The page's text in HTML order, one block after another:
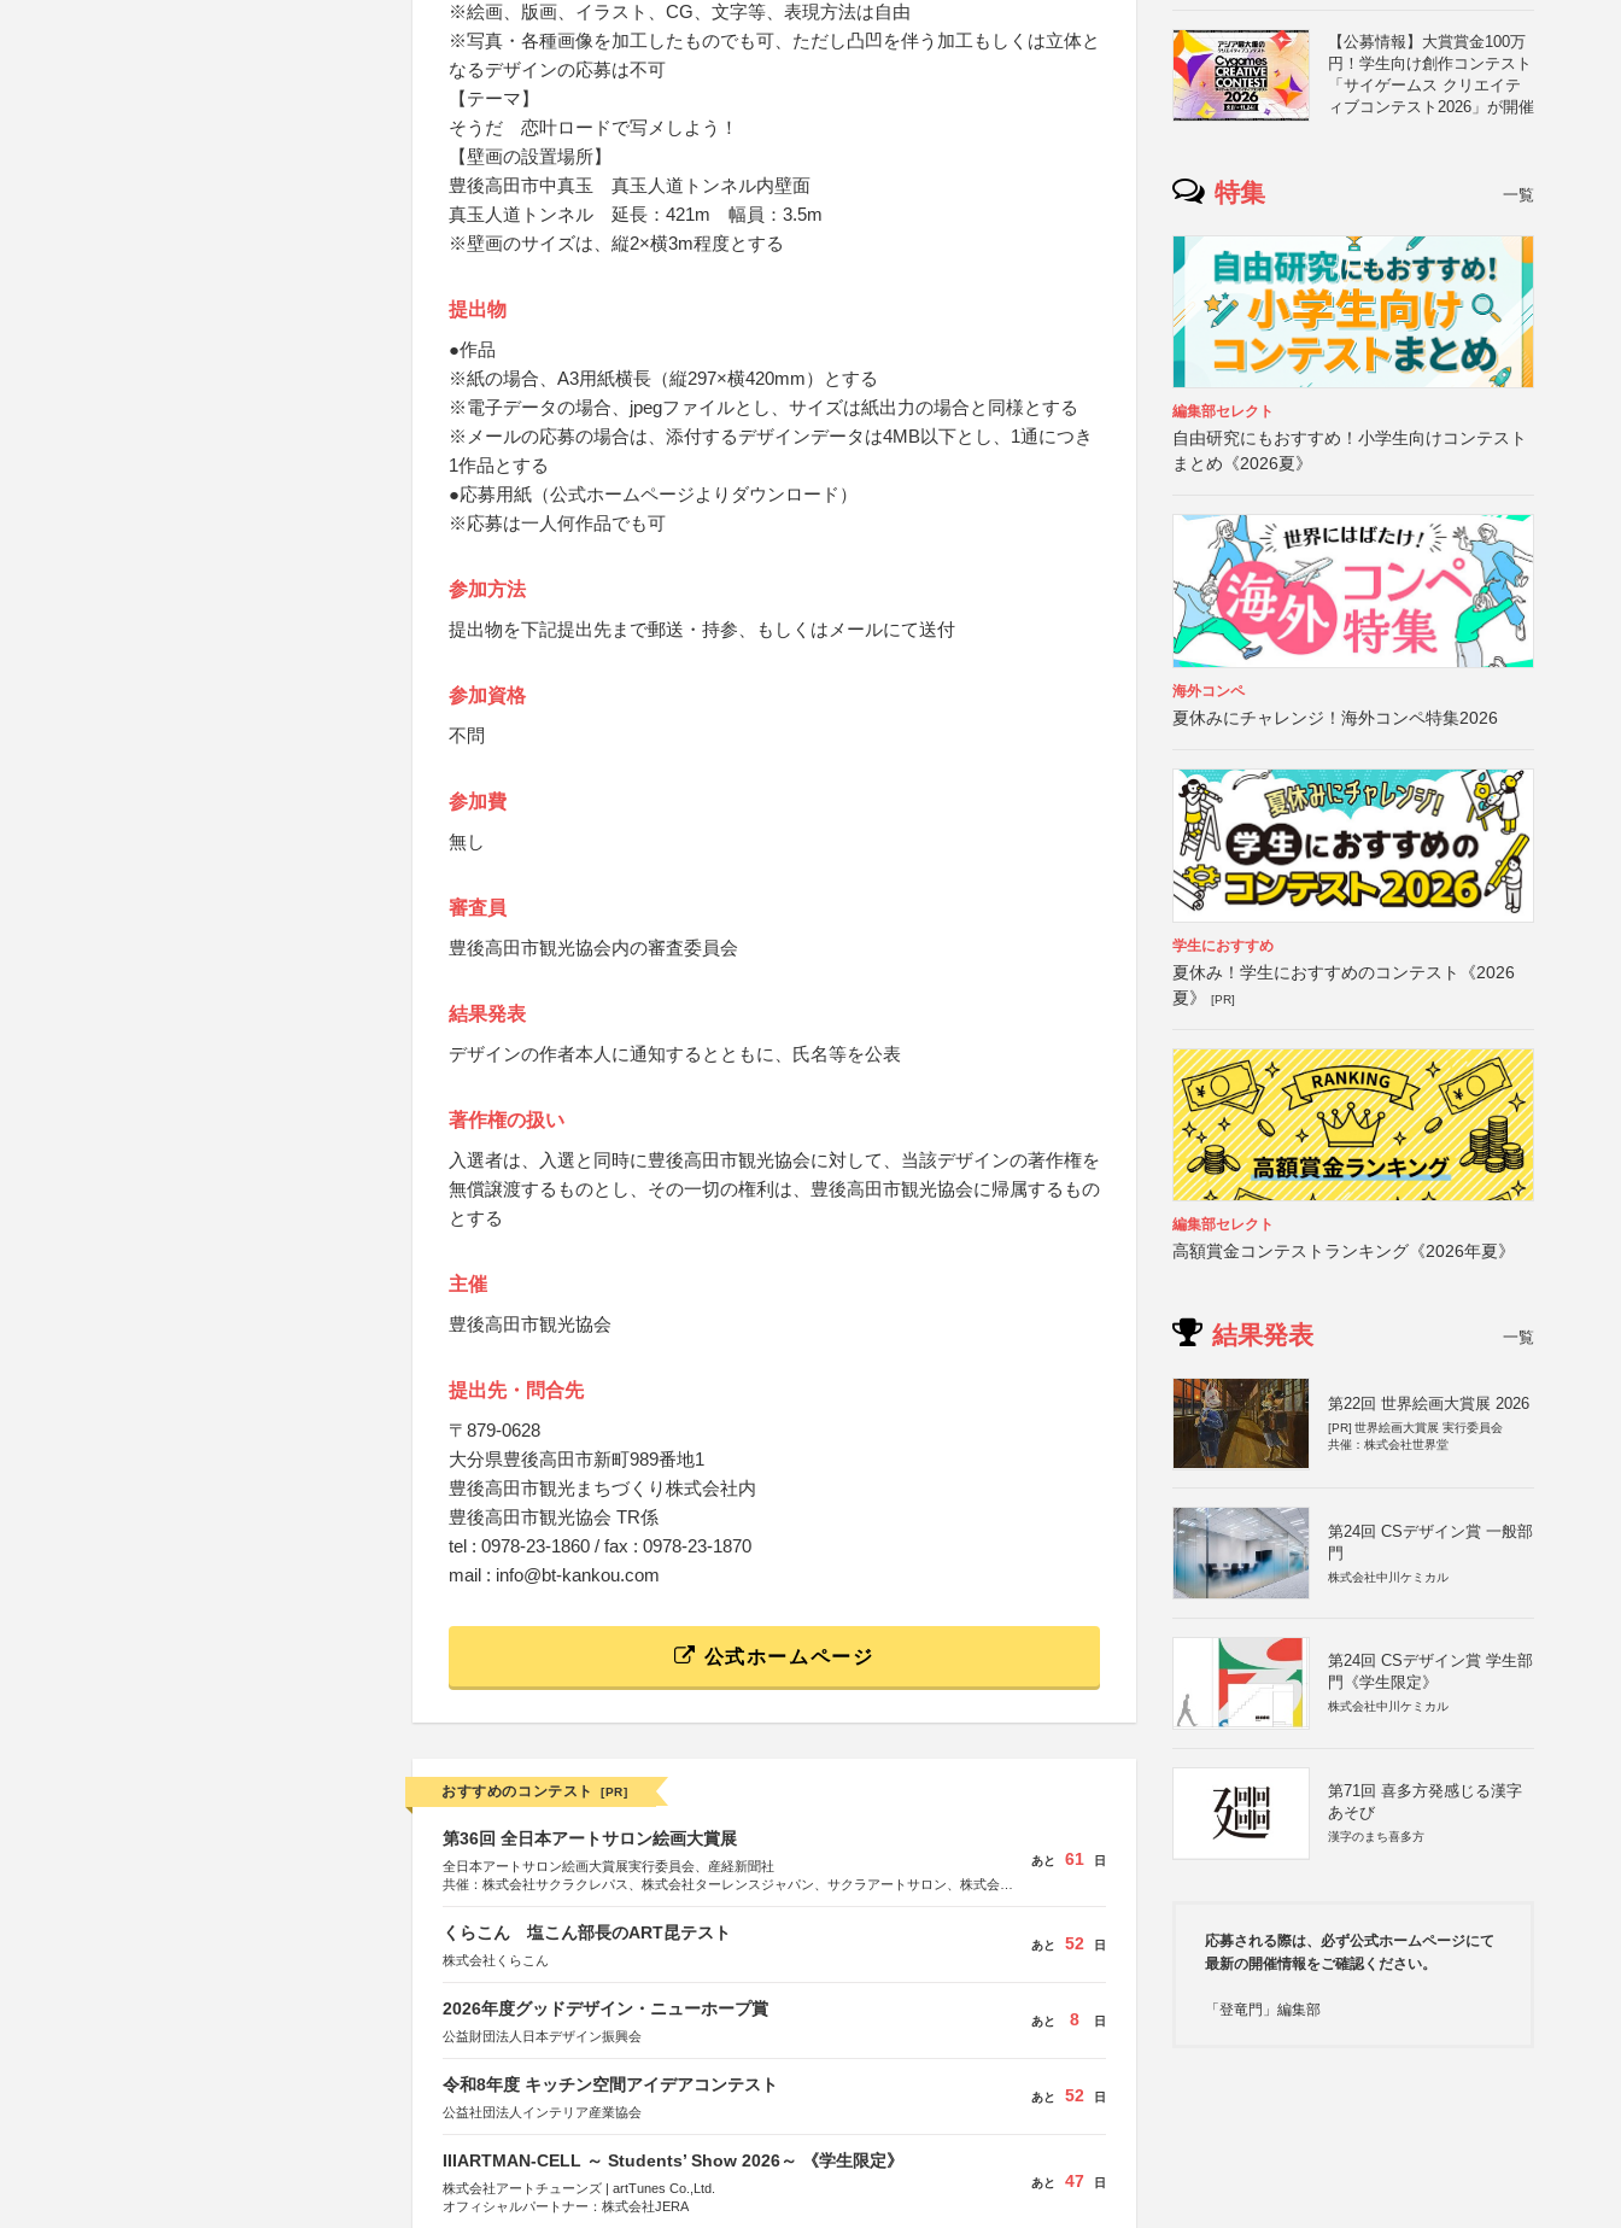
※絵画、版画、イラスト、CG、文字等、表現方法は自由
※写真・各種画像を加工したものでも可、ただし凸凹を伴う加工もしくは立体と
なるデザインの応募は不可
【テーマ】
そうだ 恋叶ロードで写メしよう！
【壁画の設置場所】
豊後高田市中真玉 真玉人道トンネル内壁面
真玉人道トンネル 延長：421m 幅員：3.5m
※壁画のサイズは、縦2×横3m程度とする
提出物
●作品
※紙の場合、A3用紙横長（縦297×横420mm）とする
※電子データの場合、jpegファイルとし、サイズは紙出力の場合と同様とする
※メールの応募の場合は、添付するデザインデータは4MB以下とし、1通につき
1作品とする
●応募用紙（公式ホームページよりダウンロード）
※応募は一人何作品でも可
参加方法
提出物を下記提出先まで郵送・持参、もしくはメールにて送付
参加資格
不問
参加費
無し
審査員
豊後高田市観光協会内の審査委員会
結果発表
デザインの作者本人に通知するとともに、氏名等を公表
著作権の扱い
入選者は、入選と同時に豊後高田市観光協会に対して、当該デザインの著作権を
無償譲渡するものとし、その一切の権利は、豊後高田市観光協会に帰属するもの
とする
主催
豊後高田市観光協会
提出先・問合先
〒879-0628
大分県豊後高田市新町989番地1
豊後高田市観光まちづくり株式会社内
豊後高田市観光協会 TR係
tel : 0978-23-1860 / fax : 0978-23-1870
mail : info@bt-kankou.com
公式ホームページ
おすすめのコンテスト [PR]
第36回 全日本アートサロン絵画大賞展
全日本アートサロン絵画大賞展実行委員会、産経新聞社
共催：株式会社サクラクレパス、株式会社ターレンスジャパン、サクラアートサロン、株式会社
あと 61 日
くらこん 塩こん部長のART昆テスト
株式会社くらこん
あと 52 日
2026年度グッドデザイン・ニューホープ賞
公益財団法人日本デザイン振興会
あと 8 日
令和8年度 キッチン空間アイデアコンテスト
公益社団法人インテリア産業協会
あと 52 日
IIIARTMAN-CELL ～ Students’ Show 2026～ 《学生限定》
株式会社アートチューンズ | artTunes Co.,Ltd.
オフィシャルパートナー：株式会社JERA
あと 47 日
【公募情報】大賞賞金100万
円！学生向け創作コンテスト
「サイゲームス クリエイテ
ィブコンテスト2026」が開催
特集 一覧
編集部セレクト
自由研究にもおすすめ！小学生向けコンテスト
まとめ《2026夏》
海外コンペ
夏休みにチャレンジ！海外コンペ特集2026
学生におすすめ
夏休み！学生におすすめのコンテスト《2026
夏》
[PR]
編集部セレクト
高額賞金コンテストランキング《2026年夏》
結果発表 一覧
第22回 世界絵画大賞展 2026
[PR] 世界絵画大賞展 実行委員会
共催：株式会社世界堂
第24回 CSデザイン賞 一般部
門
株式会社中川ケミカル
第24回 CSデザイン賞 学生部
門《学生限定》
株式会社中川ケミカル
第71回 喜多方発感じる漢字
あそび
漢字のまち喜多方
応募される際は、必ず公式ホームページにて
最新の開催情報をご確認ください。
「登竜門」編集部